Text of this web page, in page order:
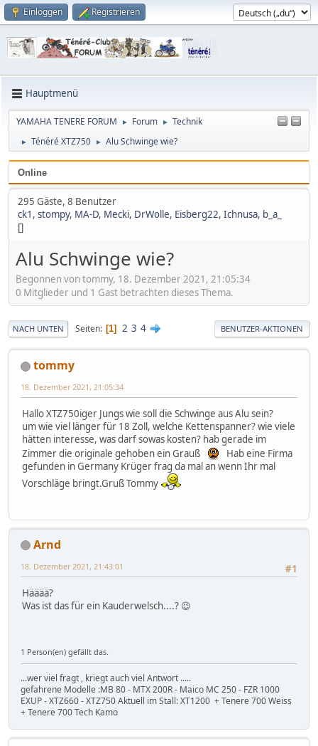
Einloggen Registrieren
Hauptmenü
YAMAHA TENERE FORUM ► Forum ► Technik
► Ténéré XTZ750 ► Alu Schwinge wie?
Online
295 Gäste, 8 Benutzer
ck1 , stompy, MA-D, Mecki, DrWolle, Eisberg22, Ichnusa, b_a_
[]
Alu Schwinge wie?
Begonnen von tommy, 18. Dezember 2021, 21:05:34
0 Mitglieder und 1 Gast betrachten dieses Thema.
NACH UNTEN Seiten 1 2 3 4 BENUTZER-AKTIONEN
tommy
18. Dezember 2021, 21:05:34
Hallo XTZ750iger Jungs wie soll die Schwinge aus Alu sein?
um wie viel länger für 18 Zoll, welche Kettenspanner? wie viele
hätten interesse, was darf sowas kosten? hab gerade im
Zimmer die originale gehoben ein Grauß
Hab eine Firma
gefunden in Germany Krüger frag da mal an wenn Ihr mal
Vorschläge bringt.Gruß Tommy
Arnd
#1
18. Dezember 2021, 21:43:01
Hääää?
Was ist das für ein Kauderwelsch....? 😉
1 Person(en) gefällt das.
...wer viel fragt , kriegt auch viel Antwort .....
gefahrene Modelle :MB 80 - MTX 200R - Maico MC 250 - FZR 1000
EXUP - XTZ660 - XTZ750 Aktuell im Stall: XT1200 + Tenere 700 Weiss
+ Tenere 700 Tech Kamo